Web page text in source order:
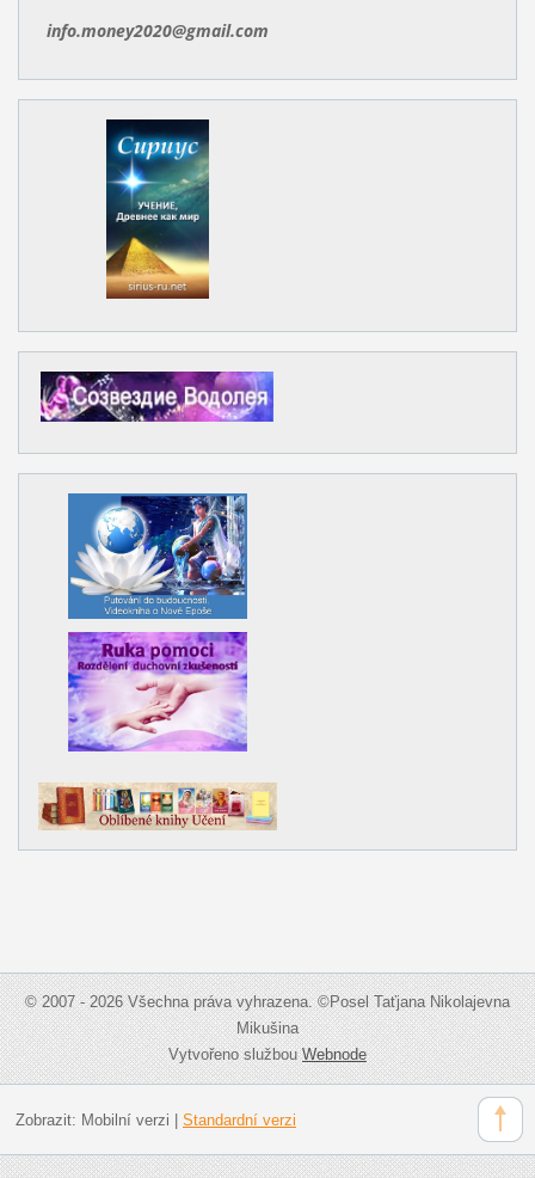
info.money2020@gmail.com
© 2007 - 2026 Všechna práva vyhrazena. ©Posel Taťjana Nikolajevna
Mikušina
Vytvořeno službouWebnode
Zobrazit: Mobilní verzi Standardní verzi